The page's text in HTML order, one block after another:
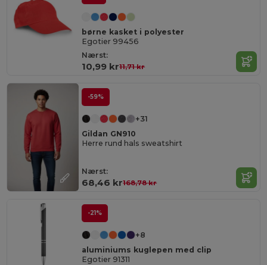
børne kasket i polyester
Egotier 99456
Nærst:
10,99 kr11,71 kr
-59%
+31
Gildan GN910
Herre rund hals sweatshirt
Nærst:
68,46 kr168,78 kr
-21%
+8
aluminiums kuglepen med clip
Egotier 91311